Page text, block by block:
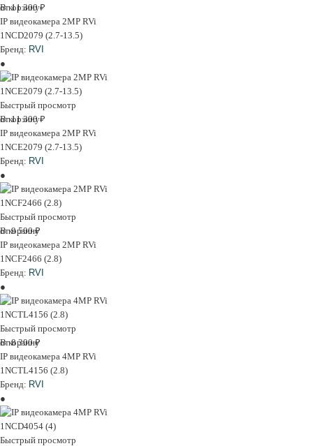
В корзину
от 11 300 ₽
IP видеокамера 2MP RVi
1NCD2079 (2.7-13.5)
Бренд: RVI
Быстрый просмотр
В корзину
от 11 300 ₽
IP видеокамера 2MP RVi
1NCE2079 (2.7-13.5)
Бренд: RVI
Быстрый просмотр
В корзину
от 9 500 ₽
IP видеокамера 2MP RVi
1NCF2466 (2.8)
Бренд: RVI
Быстрый просмотр
В корзину
от 8 300 ₽
IP видеокамера 4MP RVi
1NCTL4156 (2.8)
Бренд: RVI
Быстрый просмотр